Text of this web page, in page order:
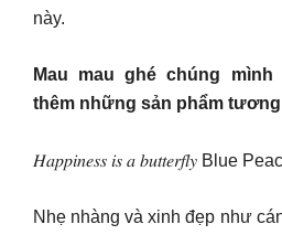
này.
Mau mau ghé chúng
thêm những sản phẩm
𝐻𝑎𝑝𝑝𝑖𝑛𝑒𝑠𝑠 𝑖𝑠 𝑎 𝑏𝑢𝑡𝑡𝑒𝑟𝑓𝑙𝑦 Blue
Nhẹ nhàng và xinh đẹp như